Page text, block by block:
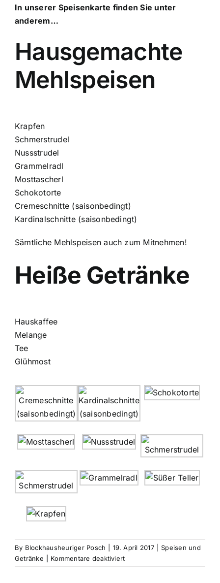
In unserer Speisenkarte finden Sie unter
anderem…
Hausgemachte
Mehlspeisen
Krapfen
Schmerstrudel
Nussstrudel
Grammelradl
Mosttascherl
Schokotorte
Cremeschnitte (saisonbedingt)
Kardinalschnitte (saisonbedingt)
Sämtliche Mehlspeisen auch zum Mitnehmen!
Heiße Getränke
Hauskaffee
Melange
Tee
Glühmost
By Blockhausheuriger Posch 19. April 2017
Speisen und
Getränke
Kommentare deaktiviertfür
Hausgemachte